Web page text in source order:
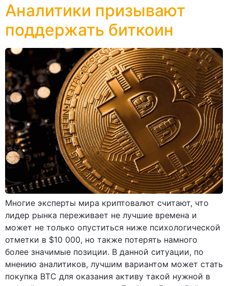
Аналитики призывают
поддержать биткоин
Многие эксперты мира криптовалют считают, что
лидер рынка переживает не лучшие времена и
может не только опуститься ниже психологической
отметки в $10 000, но также потерять намного
более значимые позиции. В данной ситуации, по
мнению аналитиков, лучшим вариантом может стать
покупка BTC для оказания активу такой нужной в